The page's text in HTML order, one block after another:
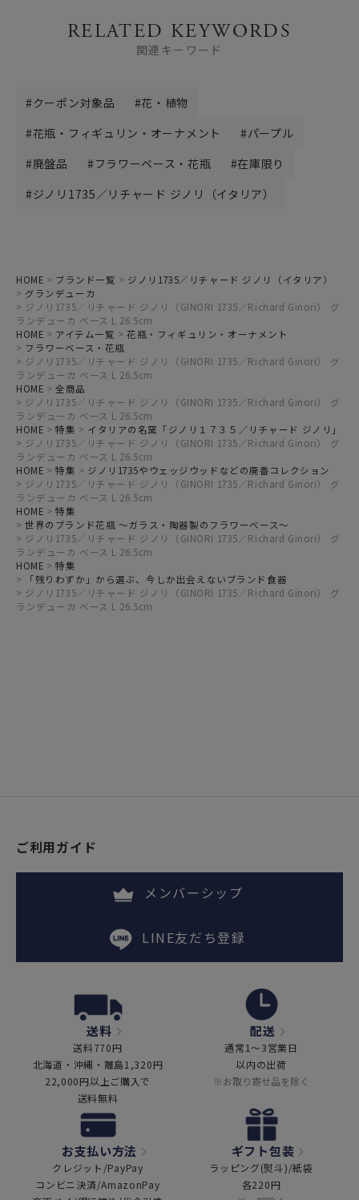
RELATED KEYWORDS
関連キーワード
クーポン対象品
花・植物
花瓶・フィギュリン・オーナメント
パープル
廃盤品
フラワーベース・花瓶
在庫限り
ジノリ1735／リチャード ジノリ（イタリア）
HOME ブランド一覧
ジノリ1735／リチャード ジノリ（イタリア）
グランデューカ
ジノリ1735／リチャード ジノリ（GINORI 1735／Richard Ginori） グ
ランデューカ ベース L 26.5cm
HOME
アイテム一覧
花瓶・フィギュリン・オーナメント
フラワーベース・花瓶
ジノリ1735／リチャード ジノリ（GINORI 1735／Richard Ginori） グ
ランデューカ ベース L 26.5cm
HOME
全商品
ジノリ1735／リチャード ジノリ（GINORI 1735／Richard Ginori） グ
ランデューカ ベース L 26.5cm
HOME
特集
イタリアの名窯「ジノリ１７３５／リチャード ジノリ」
ジノリ1735／リチャード ジノリ（GINORI 1735／Richard Ginori） グ
ランデューカ ベース L 26.5cm
HOME
特集
ジノリ1735やウェッジウッドなどの廃番コレクション
ジノリ1735／リチャード ジノリ（GINORI 1735／Richard Ginori） グ
ランデューカ ベース L 26.5cm
HOME
特集
世界のブランド花瓶 ～ガラス・陶器製のフラワーベース～
ジノリ1735／リチャード ジノリ（GINORI 1735／Richard Ginori） グ
ランデューカ ベース L 26.5cm
HOME
特集
「残りわずか」から選ぶ、今しか出会えないブランド食器
ジノリ1735／リチャード ジノリ（GINORI 1735／Richard Ginori） グ
ランデューカ ベース L 26.5cm
ご利用ガイド
メンバーシップ
LINE友だち登録
送料
送料770円
北海道・沖縄・離島1,320円
22,000円以上ご購入で
送料無料
配送
通常1～3営業日
以内の出荷
※お取り寄せ品を除く
お支払い方法
クレジット/PayPay
コンビニ決済/AmazonPay
ギフト包装
ラッピング(熨斗)/紙袋
各220円